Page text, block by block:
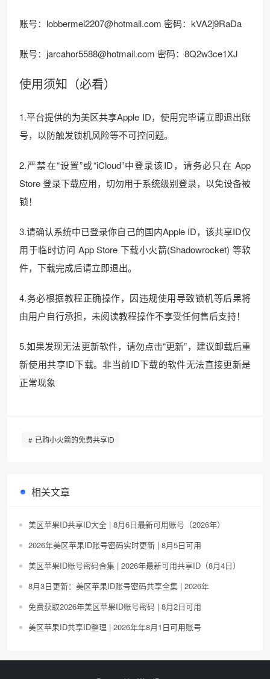
账号：lobbermei2207@hotmail.com 密码：kVA2j9RaDa
账号：jarcahor5588@hotmail.com 密码：8Q2w3ce1XJ
使用须知（必看）
1.平台提供的为美区共享Apple ID，使用完毕请立即退出账
号，以防触发锁机风险等不可控问题。
2.严禁在“设置”或“iCloud”中登录该ID，请务必只在 App
Store 登录下载应用，切勿用于系统级别登录，以免设备被
锁！
3.请确认系统中已登录你自己的国内Apple ID，该共享ID仅
用于临时访问 App Store 下载小火箭(Shadowrocket) 等软
件，下载完成后请立即退出。
4.务必根据教程正确操作，因违规使用导致锁机等后果将
由用户自行承担，未阅读教程操作不享受任何售后支持！
5.如果发现无法更新软件，请勿点击“更新”，建议卸载后重
新使用共享ID下载。非当前ID下载的软件无法直接更新是
正常现象
已购小火箭的免费共享ID
相关文章
美区苹果ID共享ID大全 | 8月6日最新可用账号（2026年）
2026年美区苹果ID账号密码实时更新 | 8月5日可用
美区苹果ID账号密码合集 | 2026年最新可用共享ID（8月4日）
8月3日更新：美区苹果ID账号密码共享全集 | 2026年
免费获取2026年美区苹果ID账号密码 | 8月2日可用
美区苹果ID共享ID整理 | 2026年年8月1日可用账号